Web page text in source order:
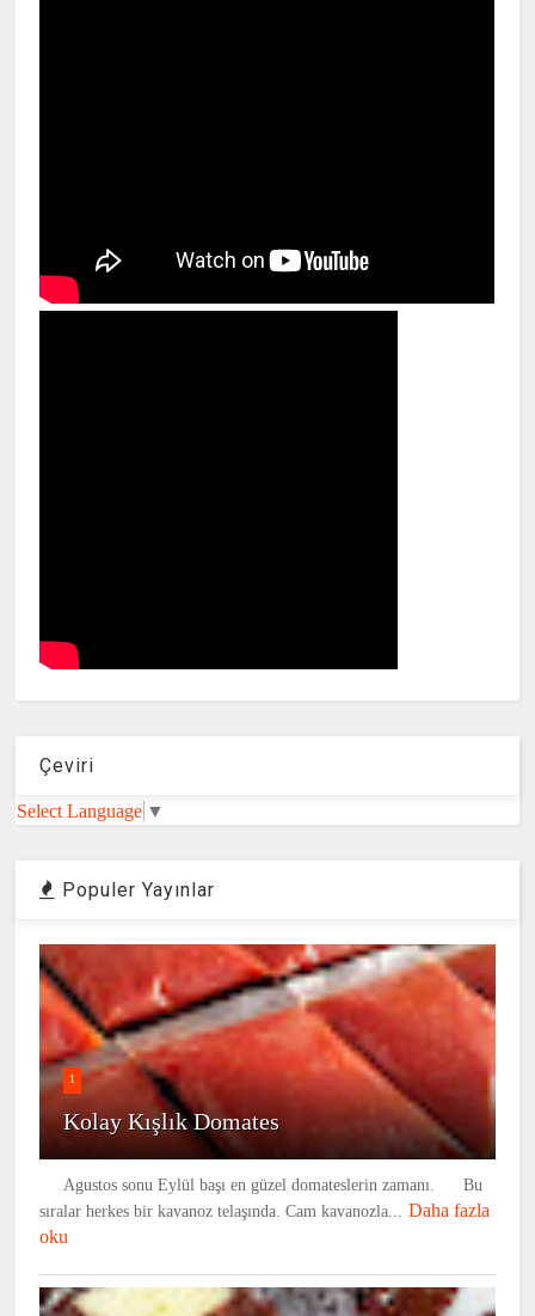
Çeviri
Select Language ▼
Populer Yayınlar
1
Kolay Kışlık Domates
Agustos sonu Eylül başı en güzel domateslerin zamanı. Bu
sıralar herkes bir kavanoz telaşında. Cam kavanozla...
Daha fazla
oku